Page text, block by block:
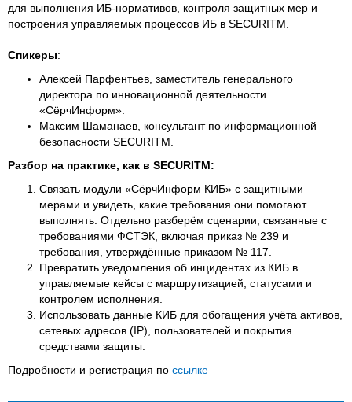
для выполнения ИБ-нормативов, контроля защитных мер и
построения управляемых процессов ИБ в SECURITM.
Спикеры:
Алексей Парфентьев, заместитель генерального
директора по инновационной деятельности
«СёрчИнформ».
Максим Шаманаев, консультант по информационной
безопасности SECURITM.
Разбор на практике, как в SECURITM:
Связать модули «СёрчИнформ КИБ» с защитными
мерами и увидеть, какие требования они помогают
выполнять. Отдельно разберём сценарии, связанные с
требованиями ФСТЭК, включая приказ № 239 и
требования, утверждённые приказом № 117.
Превратить уведомления об инцидентах из КИБ в
управляемые кейсы с маршрутизацией, статусами и
контролем исполнения.
Использовать данные КИБ для обогащения учёта активов,
сетевых адресов (IP), пользователей и покрытия
средствами защиты.
Подробности и регистрация по ссылке